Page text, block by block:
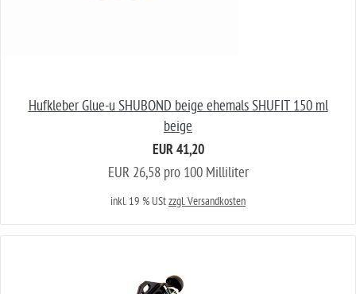
Hufkleber Glue-u SHUBOND beige ehemals SHUFIT 150 ml
beige
EUR 41,20
EUR 26,58 pro 100 Milliliter
inkl. 19 % UStzzgl. Versandkosten